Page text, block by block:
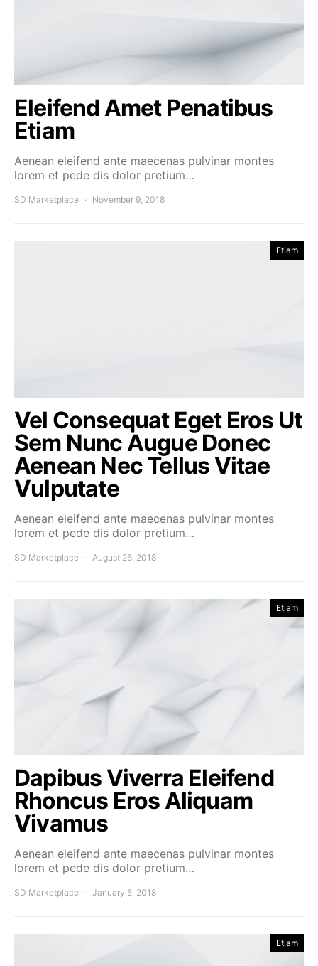
Eleifend Amet Penatibus
Etiam
Aenean eleifend ante maecenas pulvinar montes
lorem et pede dis dolor pretium…
SD Marketplace November 9, 2018
Etiam
Vel Consequat Eget Eros Ut
Sem Nunc Augue Donec
Aenean Nec Tellus Vitae
Vulputate
Aenean eleifend ante maecenas pulvinar montes
lorem et pede dis dolor pretium…
SD Marketplace August 26, 2018
Etiam
Dapibus Viverra Eleifend
Rhoncus Eros Aliquam
Vivamus
Aenean eleifend ante maecenas pulvinar montes
lorem et pede dis dolor pretium…
SD Marketplace January 5, 2018
Etiam